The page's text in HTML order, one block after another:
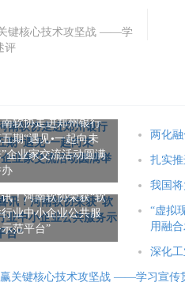
键核心技术攻坚战 ——学
评
软协走进郑州银行
期“遇见•一起向未
企业家交流活动圆满
！河南软协荣获“软
业中小企业公共服
范平台”
两化
扎实
我国
“虚拟
用融
深化
关键核心技术攻坚战 ——学习宣传